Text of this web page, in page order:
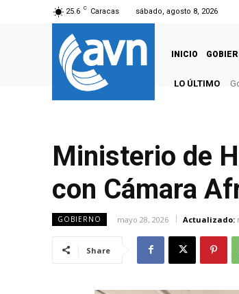
25.6 C Caracas sábado, agosto 8, 2026
INICIO
LO ÚLTIMO
Ministerio de
con Cámara
GOBIERNO mayo 28, 2026 Actualizado:
Share